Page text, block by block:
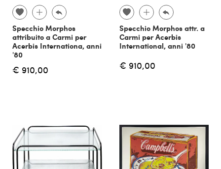
Specchio Morphos
attribuito a Carmi per
Acerbis Internationa, anni
'80
€ 910,00
Specchio Morphos attr. a
Carmi per Acerbis
International, anni '80
€ 910,00